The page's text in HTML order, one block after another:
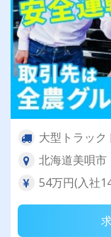
大型トラック
北海道美唄市
54万円(入社